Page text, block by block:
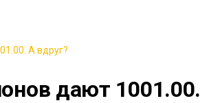
А вдруг?
дают 1001.00.